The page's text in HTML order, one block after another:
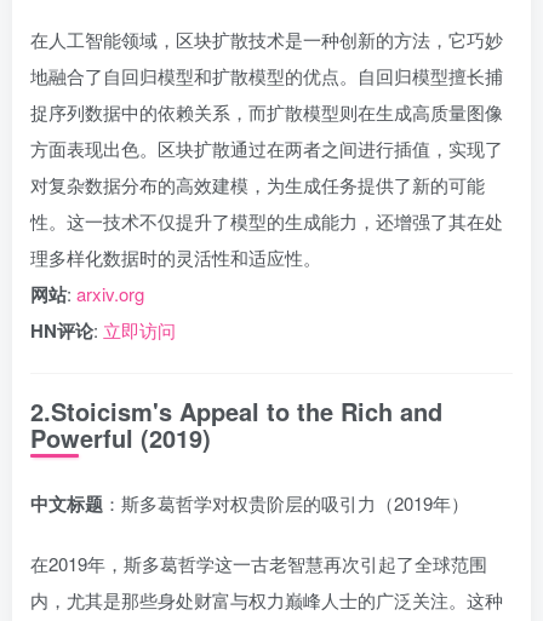
在人工智能领域，区块扩散技术是一种创新的方法，它巧妙
地融合了自回归模型和扩散模型的优点。自回归模型擅长捕
捉序列数据中的依赖关系，而扩散模型则在生成高质量图像
方面表现出色。区块扩散通过在两者之间进行插值，实现了
对复杂数据分布的高效建模，为生成任务提供了新的可能
性。这一技术不仅提升了模型的生成能力，还增强了其在处
理多样化数据时的灵活性和适应性。
网站: arxiv.org
HN评论: 立即访问
2.Stoicism's Appeal to the Rich and
Powerful (2019)
中文标题 ：斯多葛哲学对权贵阶层的吸引力（2019年）
在2019年，斯多葛哲学这一古老智慧再次引起了全球范围
内，尤其是那些身处财富与权力巅峰人士的广泛关注。这种